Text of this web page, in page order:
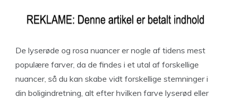
De lyserøde og rosa nuancer er nogle af tidens mest
populære farver, da de findes i et utal af forskellige
nuancer, så du kan skabe vidt forskellige stemninger i
din boligindretning, alt efter hvilken farve lyserød eller